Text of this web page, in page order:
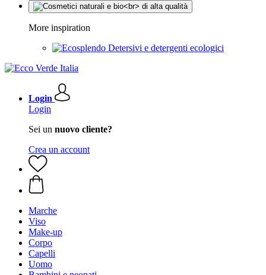
More inspiration
Detersivi e detergenti ecologici
Login
Login
Sei un nuovo cliente?
Crea un account
Marche
Viso
Make-up
Corpo
Capelli
Uomo